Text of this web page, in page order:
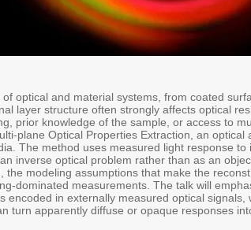
optical and material systems, from coated
layer structure often strongly affects optical
prior knowledge of the sample, or access to
plane Optical Properties Extraction, an optical
The method uses measured light response
inverse optical problem rather than as an
modeling assumptions that make the
dominated measurements. The talk will
in externally measured optical signals,
turn apparently diffuse or opaque responses